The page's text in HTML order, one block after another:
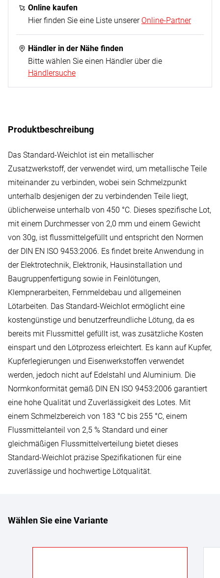
Online kaufen
Hier finden Sie eine Liste unserer Online-Partner
Händler in der Nähe finden
Bitte wählen Sie einen Händler über die
Händlersuche
Produktbeschreibung
Das Standard-Weichlot ist ein metallischer
Zusatzwerkstoff, der verwendet wird, um metallische Teile
miteinander zu verbinden, wobei sein Schmelzpunkt
unterhalb desjenigen der zu verbindenden Teile liegt,
üblicherweise unterhalb von 450 °C. Dieses spezifische Lot,
mit einem Durchmesser von 2,0 mm und einem Gewicht
von 30g, ist flussmittelgefüllt und entspricht den Normen
der DIN EN ISO 9453:2006. Es findet breite Anwendung in
der Elektrotechnik, Elektronik, Hausinstallation und
Baugruppenfertigung sowie in Feinlötungen,
Klempnerarbeiten, Fernmeldebau und allgemeinen
Lötarbeiten. Das Standard-Weichlot ermöglicht eine
kostengünstige und benutzerfreundliche Lötung, da es
bereits mit Flussmittel gefüllt ist, was zusätzliche Kosten
einspart und den Lötprozess erleichtert. Es kann auf Kupfer,
Kupferlegierungen und Eisenwerkstoffen verwendet
werden, jedoch nicht auf Edelstahl und Aluminium. Die
Normkonformität gemäß DIN EN ISO 9453:2006 garantiert
eine hohe Qualität und Zuverlässigkeit des Lotes. Mit
einem Schmelzbereich von 183 °C bis 255 °C, einem
Flussmittelanteil von 2,5 % Standard und einer
gleichmäßigen Flussmittelverteilung bietet dieses
Standard-Weichlot präzise Spezifikationen für eine
zuverlässige und hochwertige Lötqualität.
Wählen Sie eine Variante